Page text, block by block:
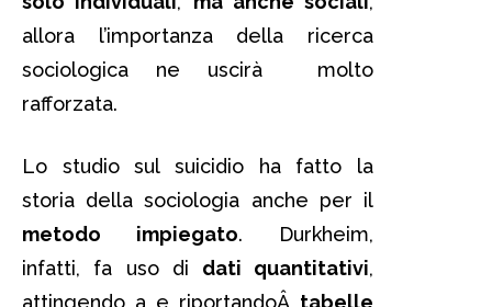
allora l’importanza della ricerca
sociologica ne uscirà molto
rafforzata.
Lo studio sul suicidio ha fatto la
storia della sociologia anche per il
metodo impiegato. Durkheim,
infatti, fa uso di dati quantitativi,
attingendo a e riportandoÂ tabelle